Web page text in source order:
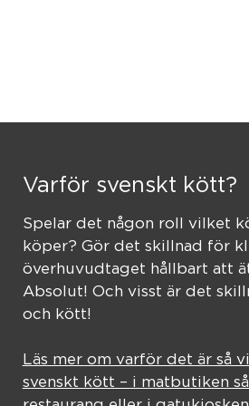
Varför svenskt kött?
Spelar det någon roll vilket
köper? Gör det skillnad för
överhuvudtaget hållbart att
Absolut! Och visst är det
och kött!
Läs mer om varför det är så
svenskt kött – i matbutiken